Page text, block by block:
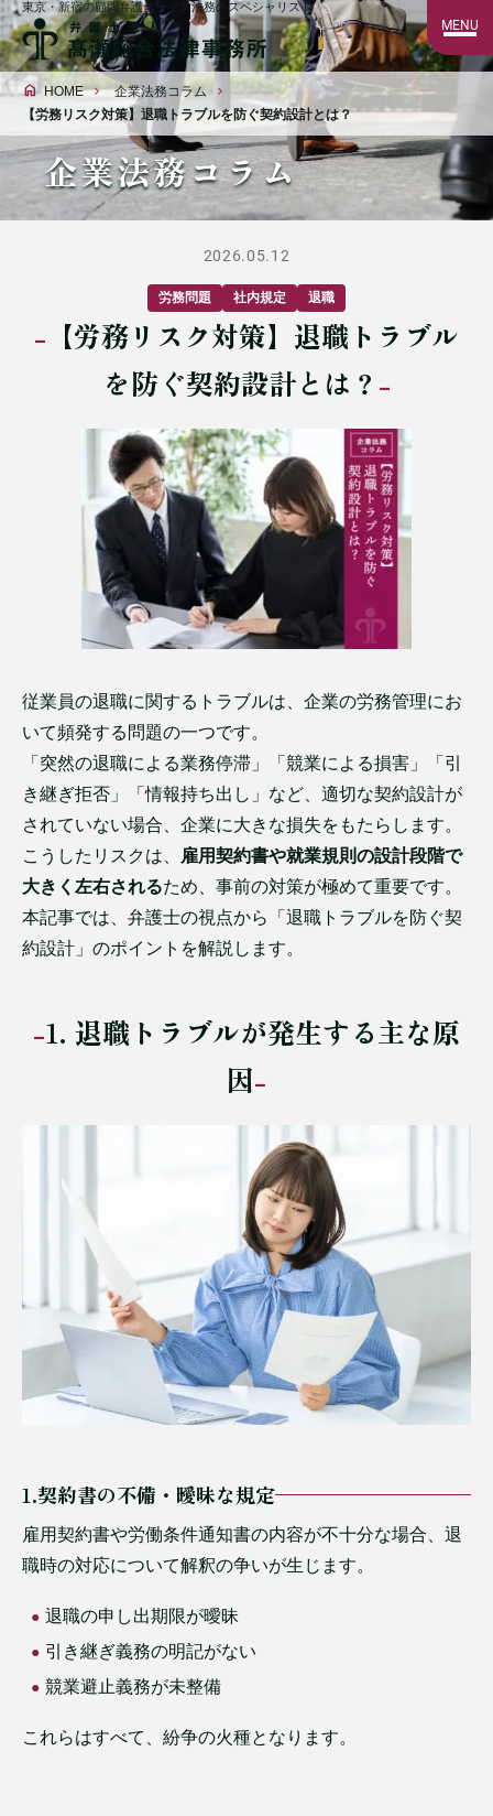
東京・新宿の顧問弁護士・企業法務のスペシャリスト
MENU
HOME
企業法務コラム
【労務リスク対策】退職トラブルを防ぐ契約設計とは？
企業法務コラム
2026.05.12
労務問題 社内規定 退職
【労務リスク対策】退職トラブル
を防ぐ契約設計とは？
従業員の退職に関するトラブルは、企業の労務管理にお
いて頻発する問題の一つです。
「突然の退職による業務停滞」「競業による損害」「引
き継ぎ拒否」「情報持ち出し」など、適切な契約設計が
されていない場合、企業に大きな損失をもたらします。
こうしたリスクは、
雇用契約書や就業規則の設計段階で
大きく左右されるため、事前の対策が極めて重要です。
本記事では、弁護士の視点から「退職トラブルを防ぐ契
約設計」のポイントを解説します。
1. 退職トラブルが発生する主な原
因
1.契約書の不備・曖昧な規定
雇用契約書や労働条件通知書の内容が不十分な場合、退
職時の対応について解釈の争いが生じます。
退職の申し出期限が曖昧
引き継ぎ義務の明記がない
競業避止義務が未整備
これらはすべて、紛争の火種となります。